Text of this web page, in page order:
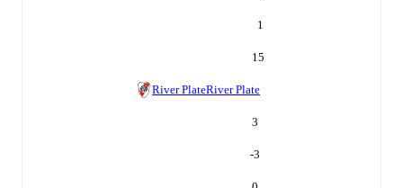
1
15
River PlateRiver Plate
3
-3